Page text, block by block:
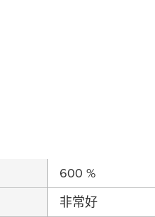
600 %
非常好